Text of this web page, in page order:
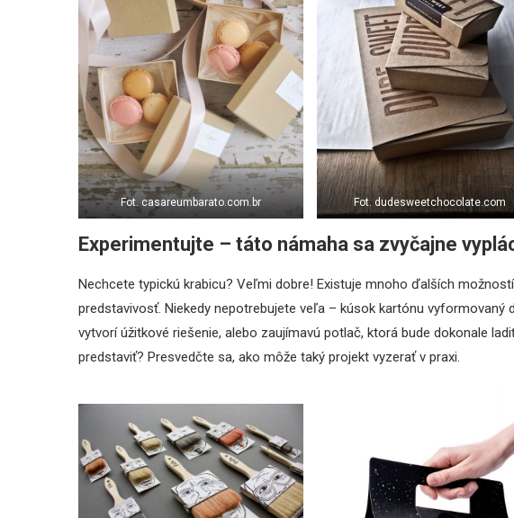
Fot. casareumbarato.com.br Fot. dudesweetchocolate.com
Experimentujte – táto námaha sa zvyčajne
Nechcete typickú krabicu? Veľmi dobre! Existuje mnoho ďalších
predstavivosť. Niekedy nepotrebujete veľa – kúsok kartónu vyformovaný
vytvorí úžitkové riešenie, alebo zaujímavú potlač, ktorá bude dokonale
predstaviť? Presvedčte sa, ako môže taký projekt vyzerať v praxi.